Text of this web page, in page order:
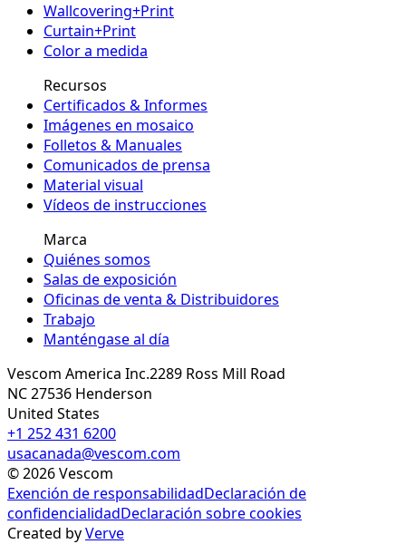
Wallcovering+Print
Curtain+Print
Color a medida
Recursos
Certificados & Informes
Imágenes en mosaico
Folletos & Manuales
Comunicados de prensa
Material visual
Vídeos de instrucciones
Marca
Quiénes somos
Salas de exposición
Oficinas de venta & Distribuidores
Trabajo
Manténgase al día
Vescom America Inc.2289 Ross Mill Road
NC 27536 Henderson
United States
+1 252 431 6200
usacanada@vescom.com
©2026Vescom
Exención de responsabilidadDeclaración de
confidencialidadDeclaración sobre cookies
Created byVerve